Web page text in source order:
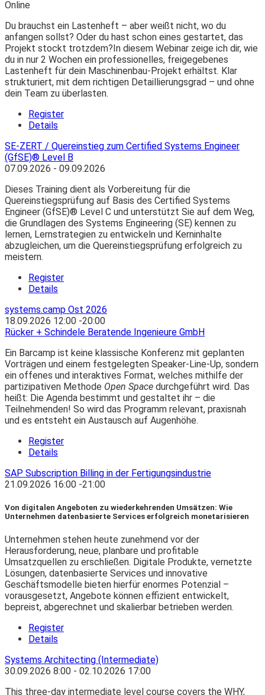
Online
Du brauchst ein Lastenheft – aber weißt nicht, wo du
anfangen sollst? Oder du hast schon eines gestartet, das
Projekt stockt trotzdem?In diesem Webinar zeige ich dir, wie
du in nur 2 Wochen ein professionelles, freigegebenes
Lastenheft für dein Maschinenbau-Projekt erhältst. Klar
strukturiert, mit dem richtigen Detaillierungsgrad – und ohne
dein Team zu überlasten.
Register
Details
SE-ZERT / Quereinstieg zum Certified Systems Engineer
(GfSE)® Level B
07.09.2026 - 09.09.2026
Dieses Training dient als Vorbereitung für die
Quereinstiegsprüfung auf Basis des Certified Systems
Engineer (GfSE)® Level C und unterstützt Sie auf dem Weg,
die Grundlagen des Systems Engineering (SE) kennen zu
lernen, Lernstrategien zu entwickeln und Kerninhalte
abzugleichen, um die Quereinstiegsprüfung erfolgreich zu
meistern.
Register
Details
systems.camp Ost 2026
18.09.2026 12:00 -20:00
Rücker + Schindele Beratende Ingenieure GmbH
Ein Barcamp ist keine klassische Konferenz mit geplanten
Vorträgen und einem festgelegten Speaker-Line-Up, sondern
ein offenes und interaktives Format, welches mithilfe der
partizipativen Methode Open Space durchgeführt wird. Das
heißt: Die Agenda bestimmt und gestaltet ihr – die
Teilnehmenden! So wird das Programm relevant, praxisnah
und es entsteht ein Austausch auf Augenhöhe.
Register
Details
SAP Subscription Billing in der Fertigungsindustrie
21.09.2026 16:00 -21:00
Von digitalen Angeboten zu wiederkehrenden Umsätzen: Wie
Unternehmen datenbasierte Services erfolgreich monetarisieren
Unternehmen stehen heute zunehmend vor der
Herausforderung, neue, planbare und profitable
Umsatzquellen zu erschließen. Digitale Produkte, vernetzte
Lösungen, datenbasierte Services und innovative
Geschäftsmodelle bieten hierfür enormes Potenzial –
vorausgesetzt, Angebote können effizient entwickelt,
bepreist, abgerechnet und skalierbar betrieben werden.
Register
Details
Systems Architecting (Intermediate)
30.09.2026 8:00 - 02.10.2026 17:00
This three-day intermediate level course covers the WHY,